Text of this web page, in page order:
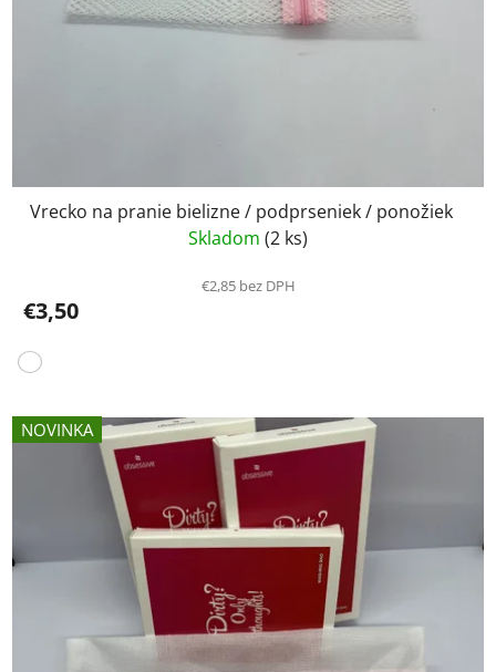
Vrecko na pranie bielizne / podprseniek / ponožiek
Skladom (2 ks)
€2,85 bez DPH
€3,50
NOVINKA